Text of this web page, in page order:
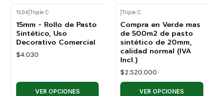
1504 Triple C
15mm - Rollo de Pasto
Sintético, Uso
Decorativo Comercial
$4.030
VER OPCIONES
Triple C
Compra en Verde mas
de 500m2 de pasto
sintético de 20mm,
calidad normal (IVA
Incl.)
$2.520.000
VER OPCIONES